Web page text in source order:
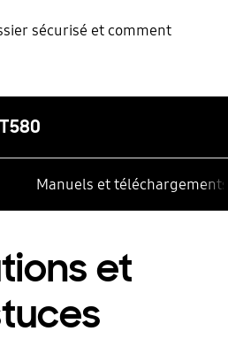
sécurisé et comment
Manuels et téléchargements
et